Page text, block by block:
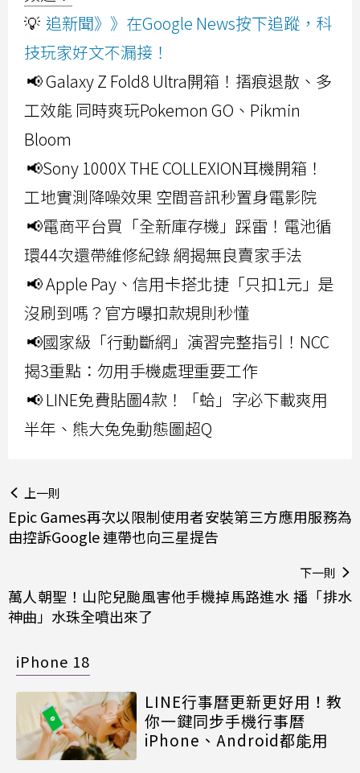
💡 追新聞》》在Google News按下追蹤，科
技玩家好文不漏接！
📢 Galaxy Z Fold8 Ultra開箱！摺痕退散、多
工效能 同時爽玩Pokemon GO、Pikmin
Bloom
📢Sony 1000X THE COLLEXION耳機開箱！
工地實測降噪效果 空間音訊秒置身電影院
📢電商平台買「全新庫存機」踩雷！電池循
環44次還帶維修紀錄 網揭無良賣家手法
📢 Apple Pay、信用卡搭北捷「只扣1元」是
沒刷到嗎？官方曝扣款規則秒懂
📢國家級「行動斷網」演習完整指引！NCC
揭3重點：勿用手機處理重要工作
📢 LINE免費貼圖4款！「蛤」字必下載爽用
半年、熊大兔兔動態圖超Q
上一則
Epic Games再次以限制使用者安裝第三方應用服務為
由控訴Google 連帶也向三星提告
下一則
萬人朝聖！山陀兒颱風害他手機掉馬路進水 播「排水
神曲」水珠全噴出來了
iPhone 18
LINE行事曆更新更好用！教
你一鍵同步手機行事曆
iPhone、Android都能用